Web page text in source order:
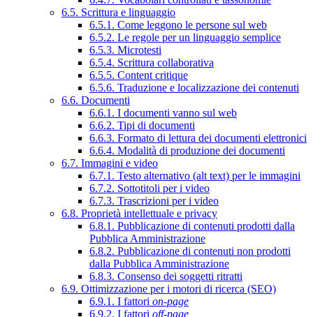
6.5. Scrittura e linguaggio
6.5.1. Come leggono le persone sul web
6.5.2. Le regole per un linguaggio semplice
6.5.3. Microtesti
6.5.4. Scrittura collaborativa
6.5.5. Content critique
6.5.6. Traduzione e localizzazione dei contenuti
6.6. Documenti
6.6.1. I documenti vanno sul web
6.6.2. Tipi di documenti
6.6.3. Formato di lettura dei documenti elettronici
6.6.4. Modalità di produzione dei documenti
6.7. Immagini e video
6.7.1. Testo alternativo (alt text) per le immagini
6.7.2. Sottotitoli per i video
6.7.3. Trascrizioni per i video
6.8. Proprietà intellettuale e privacy
6.8.1. Pubblicazione di contenuti prodotti dalla
Pubblica Amministrazione
6.8.2. Pubblicazione di contenuti non prodotti
dalla Pubblica Amministrazione
6.8.3. Consenso dei soggetti ritratti
6.9. Ottimizzazione per i motori di ricerca (SEO)
6.9.1. I fattori on-page
6.9.2. I fattori off-page